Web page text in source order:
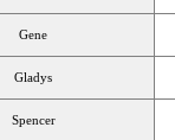
Gene
Gladys
Spencer